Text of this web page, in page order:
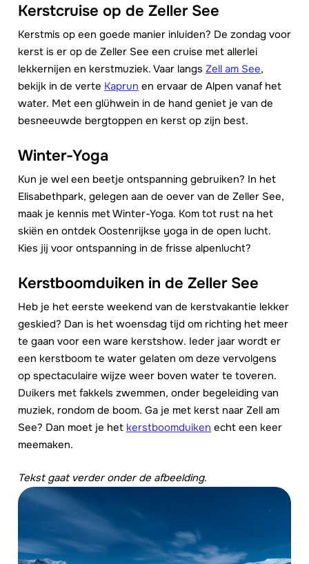
Kerstcruise op de Zeller See
Kerstmis op een goede manier inluiden? De zondag voor
kerst is er op de Zeller See een cruise met allerlei
lekkernijen en kerstmuziek. Vaar langs Zell am See,
bekijk in de verte Kaprun en ervaar de Alpen vanaf het
water. Met een glühwein in de hand geniet je van de
besneeuwde bergtoppen en kerst op zijn best.
Winter-Yoga
Kun je wel een beetje ontspanning gebruiken? In het
Elisabethpark, gelegen aan de oever van de Zeller See,
maak je kennis met Winter-Yoga. Kom tot rust na het
skiën en ontdek Oostenrijkse yoga in de open lucht.
Kies jij voor ontspanning in de frisse alpenlucht?
Kerstboomduiken in de Zeller See
Heb je het eerste weekend van de kerstvakantie lekker
geskied? Dan is het woensdag tijd om richting het meer
te gaan voor een ware kerstshow. Ieder jaar wordt er
een kerstboom te water gelaten om deze vervolgens
op spectaculaire wijze weer boven water te toveren.
Duikers met fakkels zwemmen, onder begeleiding van
muziek, rondom de boom. Ga je met kerst naar Zell am
See? Dan moet je het kerstboomduiken echt een keer
meemaken.
Tekst gaat verder onder de afbeelding.